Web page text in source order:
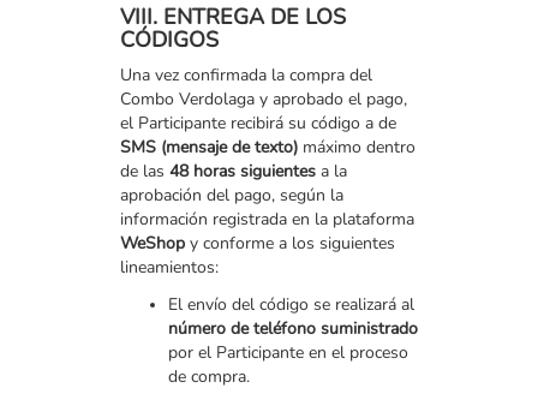
VIII. ENTREGA DE LOS
CÓDIGOS
Una vez confirmada la compra del
Combo Verdolaga y aprobado el pago,
el Participante recibirá su código a de
SMS (mensaje de texto) máximo dentro
de las 48 horas siguientes a la
aprobación del pago, según la
información registrada en la plataforma
WeShop y conforme a los siguientes
lineamientos:
El envío del código se realizará al
número de teléfono suministrado
por el Participante en el proceso
de compra.